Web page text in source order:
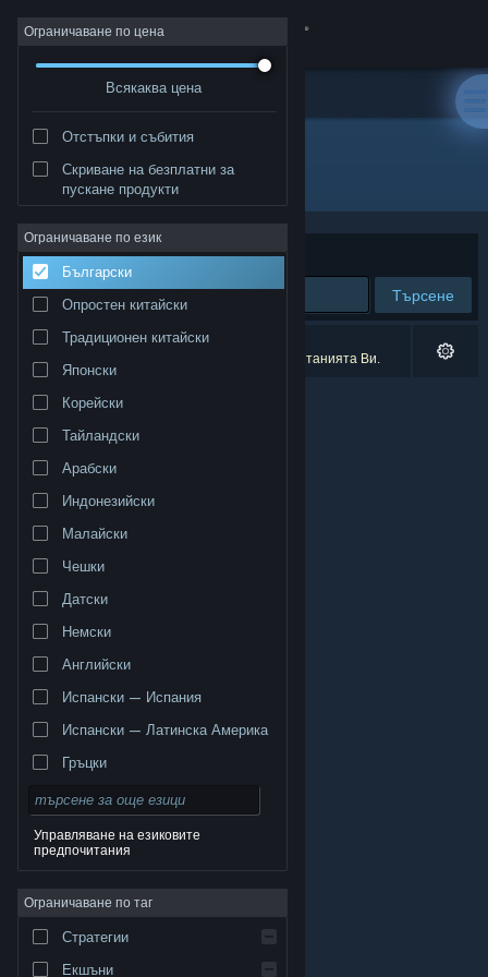
Вписване
Относно
Поддръжка
Смяна на езика
търговски марки принадлежат на съответните им
собственици в САЩ и други страни.
поверителност|Юридическа информация|
Достъпност|Условия за ползване на Steam
Възстановявания|Бисквитки
Ограничаване по цена
Всякаква цена
Отстъпки и събития
Скриване на безплатни за
пускане продукти
Ограничаване по език
Български
Опростен китайски
Традиционен китайски
Японски
Корейски
Тайландски
Арабски
Индонезийски
Малайски
Чешки
Датски
Немски
Английски
Испански — Испания
Испански — Латинска Америка
Гръцки
Управляване на езиковите
предпочитания
Ограничаване по таг
Стратегии
Екшъни
Разработчик: FujiCubeSoft
Сортиране по Съответстване
Търсене
0 резултата съответстват на търсенето Ви.
1 заглавие беше изключено спрямо предпочитанията Ви.